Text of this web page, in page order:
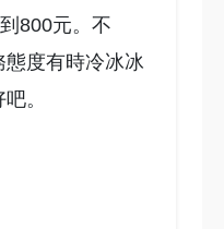
800元。不
度有時冷冰冰
。